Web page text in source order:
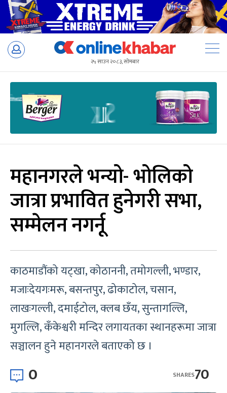
Skip
२५ साउन २०८३, सोमबार
महानगरले भन्यो- भोलिको
जात्रा प्रभावित हुनेगरी सभा,
सम्मेलन नगर्नू
काठमाडौंको यट्खा, कोठाननी, तमोगल्ली, भण्डार,
मजाःदेयगःमरू, बसन्तपुर, ढोकाटोल, चसान,
लाखःगल्ली, दमाईटोल, क्लब छँय, सुन्तागल्लि,
मुगल्लि, कँकेश्वरी मन्दिर लगायतका स्थानहरूमा जात्रा
सञ्चालन हुने महानगरले बताएको छ ।
0 70
SHARES